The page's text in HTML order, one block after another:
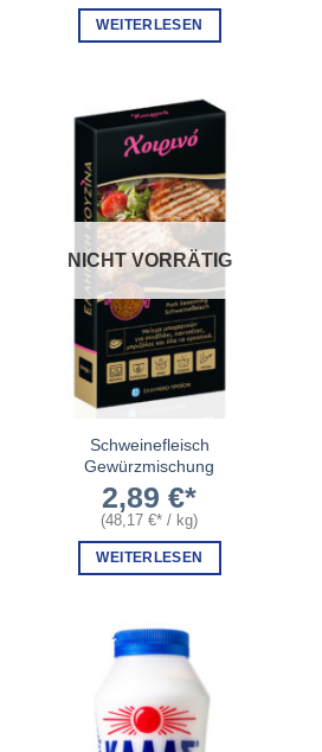
WEITERLESEN
NICHT VORRÄTIG
Schweinefleisch
Gewürzmischung
2,89€
(48,17€ / kg)
WEITERLESEN